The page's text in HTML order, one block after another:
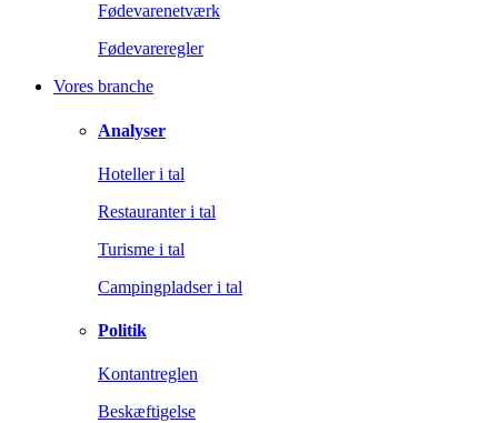
Fødevarenetværk
Fødevareregler
Vores branche
Analyser
Hoteller i tal
Restauranter i tal
Turisme i tal
Campingpladser i tal
Politik
Kontantreglen
Beskæftigelse